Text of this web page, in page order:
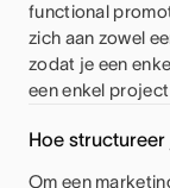
functional
zich aan zowel
zodat je een
een enkel
Hoe
Om een